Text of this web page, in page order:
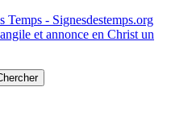
Temps - Signesdestemps.org
et annonce en Christ un